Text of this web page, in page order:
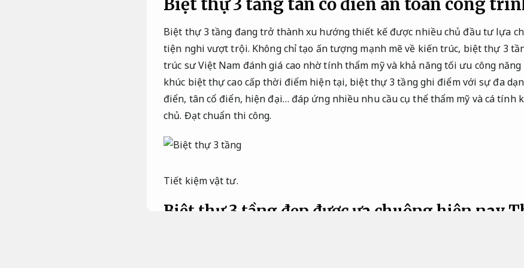
Biệt thự 3 tầng tân cổ điển an toàn công
Biệt thự 3 tầng đang trở thành xu hướng thiết kế được nhiều chủ đầu tư lựa
tiện nghi vượt trội. Không chỉ tạo ấn tượng mạnh mẽ về kiến trúc, biệt thự 3
trúc sư Việt Nam đánh giá cao nhờ tính thẩm mỹ và khả năng tối ưu công
khúc biệt thự cao cấp thời điểm hiện tại, biệt thự 3 tầng ghi điểm với sự đa
điển, tân cổ điển, hiện đại… đáp ứng nhiều nhu cầu cụ thể thẩm mỹ và cá tính
chủ. Đạt chuẩn thi công.
Tiết kiệm vật tư.
Biệt thự 3 tầng đẹp được ưa chuộng hiện nay